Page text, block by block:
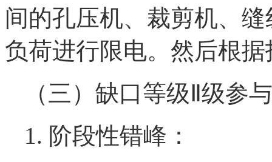
间的孔压机、裁剪机、
负荷进行限电。然后根
（三）缺口等级Ⅱ级参
1. 阶段性错峰：